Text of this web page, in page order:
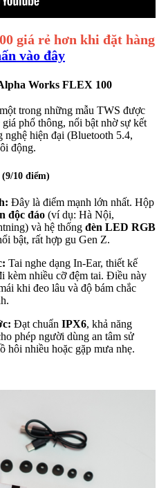
giá rẻ hơn khi đặt hàng
vào đây
Works FLEX 100
trong những mẫu TWS được
phổ thông, nổi bật nhờ sự kết
nghệ hiện đại (Bluetooth 5.4,
động.
10 điểm)
Đây là điểm mạnh lớn nhất. Hộp
độc đáo (ví dụ: Hà Nội,
và hệ thống đèn LED RGB
bật, rất hợp gu Gen Z.
Tai nghe dạng In-Ear, thiết kế
kèm nhiều cỡ đệm tai. Điều này
khi đeo lâu và độ bám chắc
Đạt chuẩn IPX6, khả năng
phép người dùng an tâm sử
hôi nhiều hoặc gặp mưa nhẹ.